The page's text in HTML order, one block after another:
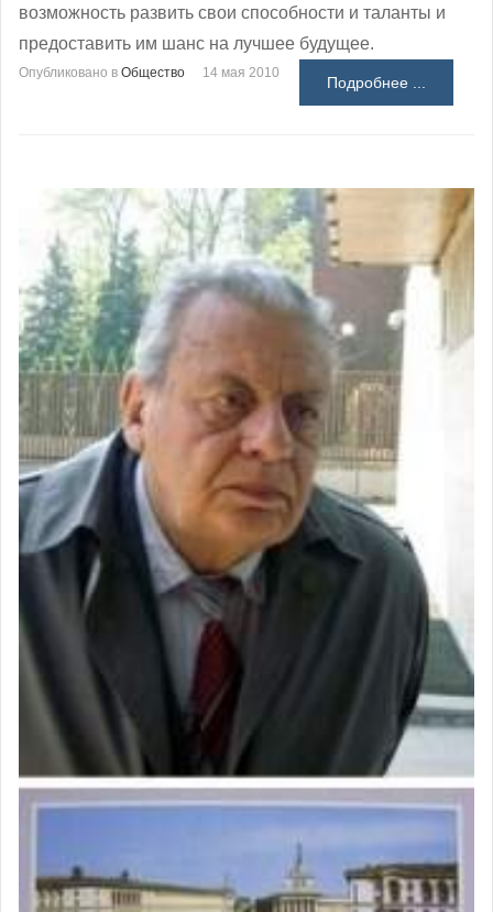
возможность развить свои способности и таланты и
предоставить им шанс на лучшее будущее.
Опубликовано в Общество 14 мая 2010
Подробнее ...